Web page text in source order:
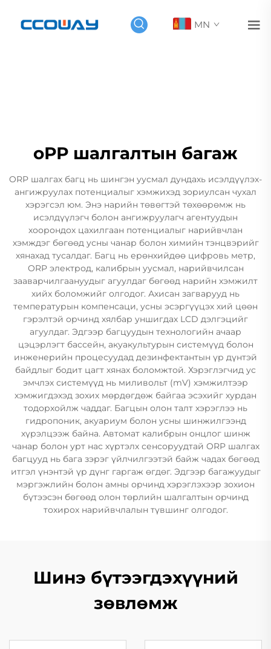
MN
оРР шалгалтын багаж
ORP шалгах багц нь шингэн уусмал дундахь исэлдүүлэх-
ангижруулах потенциалыг хэмжихэд зориулсан чухал
хэрэгсэл юм. Энэ нарийн төвөгтэй төхөөрөмж нь
исэлдүүлэгч болон ангижруулагч агентуудын
хоорондох цахилгаан потенциалыг нарийвчлан
хэмждэг бөгөөд усны чанар болон химийн тэнцвэрийг
хянахад тусалдаг. Багц нь ерөнхийдөө цифровь метр,
ORP электрод, калибрын уусмал, нарийвчилсан
зааварчилгаануудыг агуулдаг бөгөөд нарийн хэмжилт
хийх боломжийг олгодог. Ахисан загварууд нь
температурын компенсаци, усны эсэргүүцэх хий цөөн
гэрэлтэй орчинд хялбар уншигдах LCD дэлгэцийг
агуулдаг. Эдгээр багцуудын технологийн ачаар
цэцэрлэгт бассейн, акуакультурын системүүд болон
инженерийн процесуудад дезинфектантын үр дүнтэй
байдлыг бодит цагт хянах боломжтой. Хэрэглэгчид ус
эмчлэх системүүд нь миливольт (mV) хэмжилтээр
хэмжигдэхэд зохих мөрдөгдөж байгаа эсэхийг хурдан
тодорхойлж чаддаг. Багцын олон талт хэрэглээ нь
гидропоник, акуариум болон усны шинжилгээнд
хүрэлцээж байна. Автомат калибрын онцлог шинж
чанар болон урт нас хүртэлх сенсоруудтай ORP шалгах
багцууд нь бага зэрэг үйлчилгээтэй байж чадах бөгөөд
итгэл үнэнтэй үр дүнг гаргаж өгдөг. Эдгээр багажуудыг
мэргэжлийн болон амны орчинд хэрэглэхээр зохион
бүтээсэн бөгөөд олон төрлийн шалгалтын орчинд
тохирох нарийвчлалын түвшинг олгодог.
Шинэ бүтээгдэхүүний
зөвлөмж